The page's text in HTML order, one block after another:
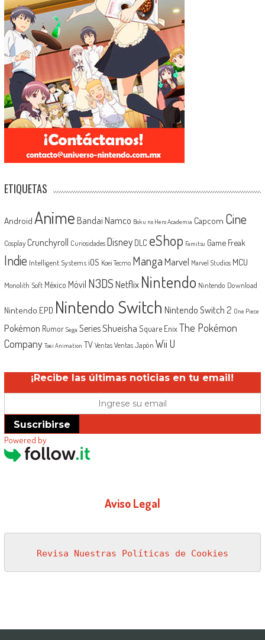
ETIQUETAS
Android Anime Bandai Namco Boku no Hero Academia Capcom Cine
Cosplay Crunchyroll Curiosidades Disney DLC eShop Famitsu Game Freak
Indie Intelligent Systems iOS Koei Tecmo MangaMarvel Marvel Studios MCU
Monolith Soft México Móvil N3DSNetflix Nintendo Nintendo Download
Nintendo EPD Nintendo Switch Nintendo Switch 2 One Piece
Pokémon Rumor Sega SeriesShueisha Square EnixThe Pokémon
Company Toei Animation TV Ventas Ventas Japón Wii U
¡Recibe las últimas noticias en tu email!
Suscribirse
Powered by
Aviso Legal
Revisa Nuestras Políticas de Cookies